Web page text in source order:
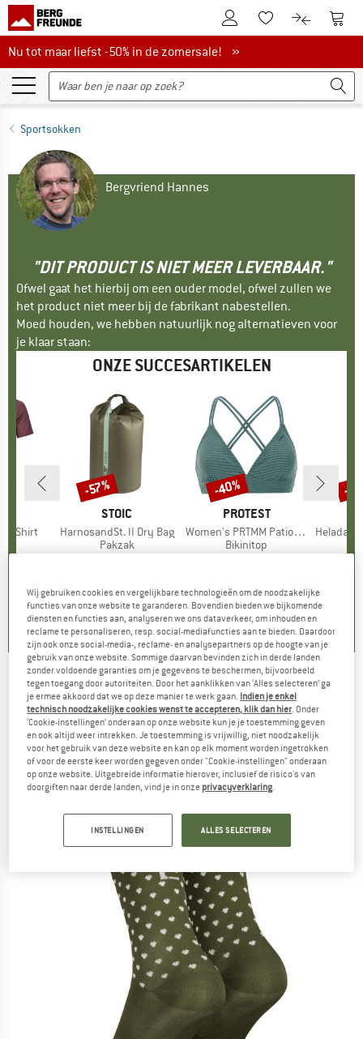
De klantenaccount
Naar deNaar de
Nu tot maar liefst -50% in de zomersale!
Nu tot maar liefst -50% in de zomersale! »
Sportsokken
Bergvriend Hannes
"DIT PRODUCT IS NIET MEER LEVERBAAR."
Ofwel gaat het hierbij om een ouder model, ofwel zullen we
het product niet meer bij de fabrikant nabestellen.
Moed houden, we hebben natuurlijk nog alternatieven voor
je klaar staan:
ONZE SUCCESARTIKELEN
T-Shirt
prijs
€ 62,97
MERK
STOIC
Artikel
HarnosandSt. II Dry Bag
Productgroep
Pakzak
5,0(2)
Korting
-57%
MERK
PROTEST
Artikel
Women's PRTMM Patio Triangle
Productgroep
Bikinitop
4,9(23)
Korting
-40%
Artikel
HeladagenSt.
€ 24,95
-
MALOJA -AlphubelM. - Multifunctionele
sokken
(0)
Wij gebruiken cookies en vergelijkbare technologieën om de noodzakelijke
functies van onze website te garanderen. Bovendien bieden we bijkomende
diensten en functies aan, analyseren we ons dataverkeer, om inhouden en
reclame te personaliseren, resp. social-mediafuncties aan te bieden. Daardoor
zijn ook onze social-media-, reclame- en analysepartners op de hoogte van je
gebruik van onze website. Sommige daarvan bevinden zich in derde landen
zonder voldoende garanties om je gegevens te beschermen, bijvoorbeeld
tegen toegang door autoriteiten. Door het aanklikken van ‘Alles selecteren’ ga
je ermee akkoord dat we op deze manier te werk gaan. Indien je enkel
technisch noodzakelijke cookies wenst te accepteren, klik dan hier . Onder
‘Cookie-instellingen’ onderaan op onze website kun je je toestemming geven
en ook altijd weer intrekken. Je toestemming is vrijwillig, niet noodzakelijk
voor het gebruik van deze website en kan op elk moment worden ingetrokken
of voor de eerste keer worden gegeven onder "Cookie-instellingen" onderaan
op onze website. Uitgebreide informatie hierover, inclusief de risico's van
doorgiften naar derde landen, vind je in onze privacyverklaring
INSTELLINGEN ALLES SELECTEREN